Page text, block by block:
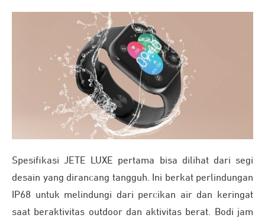
Spesifikasi JETE LUXE pertama bisa dilihat dari segi
desain yang dirancang tangguh. Ini berkat perlindungan
IP68 untuk melindungi dari percikan air dan keringat
saat beraktivitas outdoor dan aktivitas berat. Bodi jam